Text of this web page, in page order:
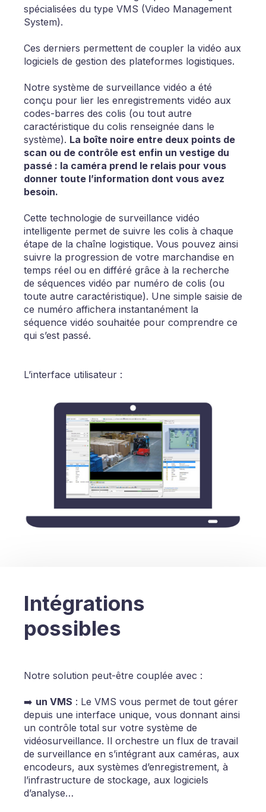
spécialisées du type VMS (Video Management
System).
Ces derniers permettent de coupler la vidéo aux
logiciels de gestion des plateformes logistiques.
Notre système de surveillance vidéo a été
conçu pour lier les enregistrements vidéo aux
codes-barres des colis (ou tout autre
caractéristique du colis renseignée dans le
système). La boîte noire entre deux points de
scan ou de contrôle est enfin un vestige du
passé : la caméra prend le relais pour vous
donner toute l’information dont vous avez
besoin.
Cette technologie de surveillance vidéo
intelligente permet de suivre les colis à chaque
étape de la chaîne logistique. Vous pouvez ainsi
suivre la progression de votre marchandise en
temps réel ou en différé grâce à la recherche
de séquences vidéo par numéro de colis (ou
toute autre caractéristique). Une simple saisie de
ce numéro affichera instantanément la
séquence vidéo souhaitée pour comprendre ce
qui s’est passé.
L’interface utilisateur :
Intégrations
possibles
Notre solution peut-être couplée avec :
➡️ un VMS : Le VMS vous permet de tout gérer
depuis une interface unique, vous donnant ainsi
un contrôle total sur votre système de
vidéosurveillance. Il orchestre un flux de travail
de surveillance en s’intégrant aux caméras, aux
encodeurs, aux systèmes d’enregistrement, à
l’infrastructure de stockage, aux logiciels
d’analyse…